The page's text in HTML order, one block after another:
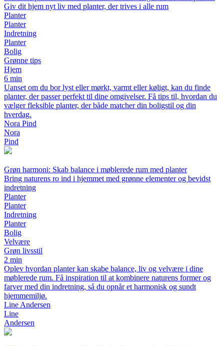
Giv dit hjem nyt liv med planter, der trives i alle rum
Planter
Planter
Indretning
Planter
Bolig
Grønne tips
Hjem
6 min
Uanset om du bor lyst eller mørkt, varmt eller køligt, kan du finde
planter, der passer perfekt til dine omgivelser. Få tips til, hvordan du
vælger fleksible planter, der både matcher din boligstil og din
hverdag.
Nora Pind
Nora
Pind
Grøn harmoni: Skab balance i møblerede rum med planter
Bring naturens ro ind i hjemmet med grønne elementer og bevidst
indretning
Planter
Planter
Indretning
Planter
Bolig
Velvære
Grøn livsstil
2 min
Oplev hvordan planter kan skabe balance, liv og velvære i dine
møblerede rum. Få inspiration til at kombinere naturens former og
farver med din indretning, så du opnår et harmonisk og sundt
hjemmemiljø.
Line Andersen
Line
Andersen